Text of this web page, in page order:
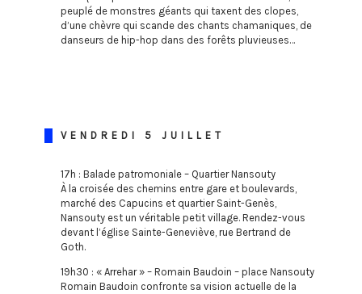
peuplé de monstres géants qui taxent des clopes,
d’une chèvre qui scande des chants chamaniques, de
danseurs de hip-hop dans des forêts pluvieuses…
VENDREDI 5 JUILLET
17h : Balade patromoniale – Quartier Nansouty
À la croisée des chemins entre gare et boulevards,
marché des Capucins et quartier Saint-Genès,
Nansouty est un véritable petit village. Rendez-vous
devant l’église Sainte-Geneviève, rue Bertrand de
Goth.
19h30 : « Arrehar » – Romain Baudoin – place Nansouty
Romain Baudoin confronte sa vision actuelle de la